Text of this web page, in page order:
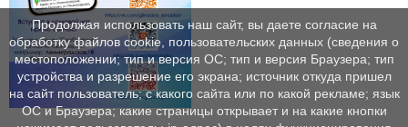
Продолжая использовать наш сайт, вы даете согласие на
обработку файлов cookie, пользовательских данных (сведения о
местоположении; тип и версия ОС; тип и версия Браузера; тип
устройства и разрешение его экрана; источник откуда пришел
на сайт пользователь; с какого сайта или по какой рекламе; язык
ОС и Браузера; какие страницы открывает и на какие кнопки